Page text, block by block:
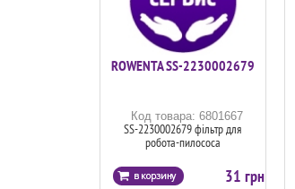
ROWENTA SS-2230002679
Код товара: 6801667
SS-2230002679 фільтр для
робота-пилососа
31 грн